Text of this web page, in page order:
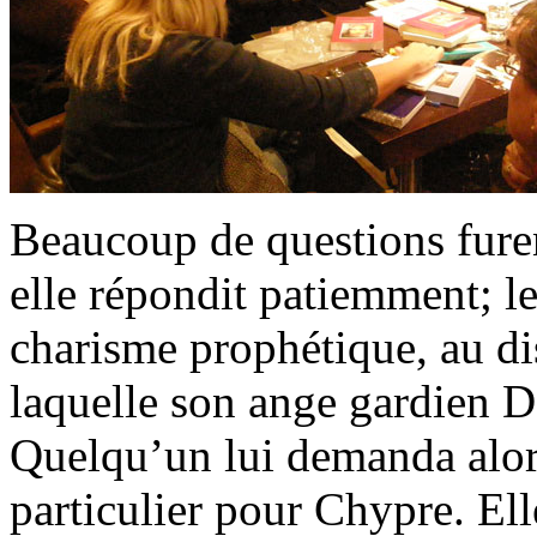
Beaucoup de questions
elle répondit patiemment;
charisme prophétique, au
laquelle son ange gardien
Quelqu’un lui demanda
particulier pour Chypre.